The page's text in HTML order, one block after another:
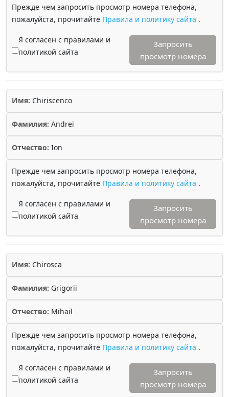
Прежде чем запросить просмотр номера телефона,
пожалуйста, прочитайте Правила и политику сайта .
Я согласен с правилами и
политикой сайта
Запросить
просмотр номера
Имя: Chiriscenco
Фамилия: Andrei
Отчество: Ion
Прежде чем запросить просмотр номера телефона,
пожалуйста, прочитайте Правила и политику сайта .
Я согласен с правилами и
политикой сайта
Запросить
просмотр номера
Имя: Chirosca
Фамилия: Grigorii
Отчество: Mihail
Прежде чем запросить просмотр номера телефона,
пожалуйста, прочитайте Правила и политику сайта .
Я согласен с правилами и
политикой сайта
Запросить
просмотр номера